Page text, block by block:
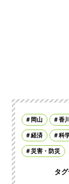
岡山 香川
経済 科
災害・防災
タ